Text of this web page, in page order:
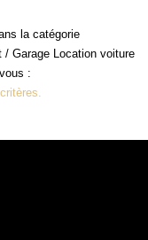
la catégorie
/ Garage Location voiture
: